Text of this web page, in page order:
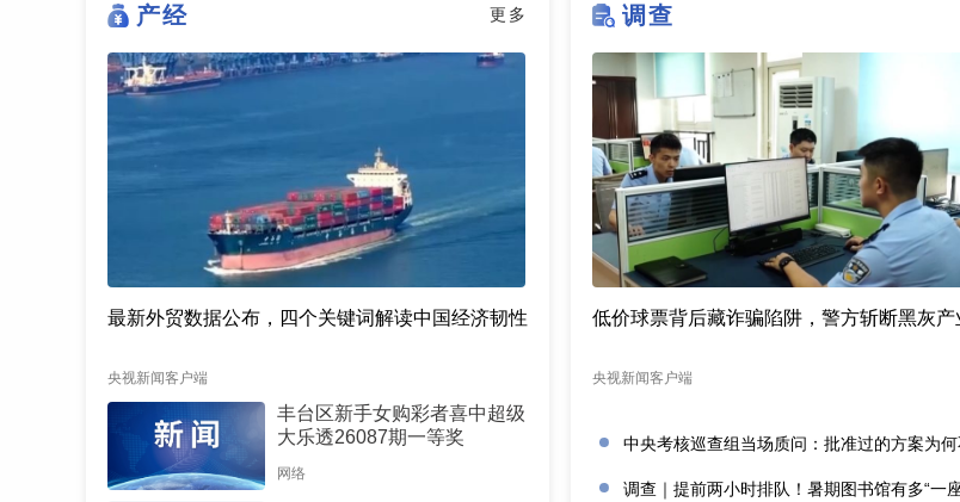
产经 更多
最新外贸数据公布，四个关键词解读中国经济韧性
央视新闻客户端
丰台区新手女购彩者喜中超级
大乐透26087期一等奖
网络
调查
低价球票背后藏诈骗陷阱，警方斩断黑灰产
央视新闻客户端